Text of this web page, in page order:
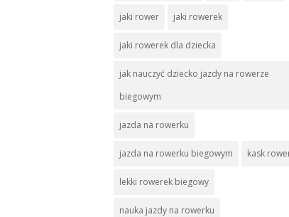
jaki rower jaki rowerek
jaki rowerek dla dziecka
jak nauczyć dziecko jazdy na rowerze
biegowym
jazda na rowerku
jazda na rowerku biegowym kask
lekki rowerek biegowy
nauka jazdy na rowerku